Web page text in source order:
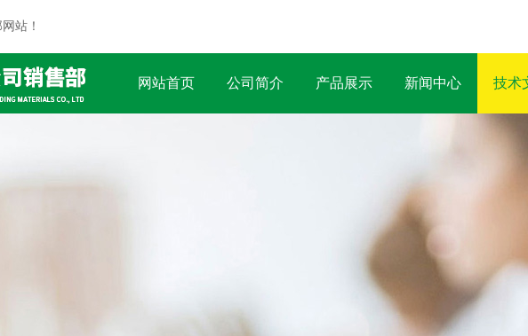
站！
网站首页 公司简介 产品展示 新闻中心 技术